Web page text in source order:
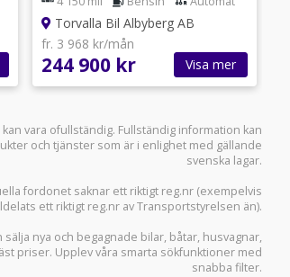
Torvalla Bil Albyberg AB
fr. 3 968 kr/mån
244 900 kr Visa mer
vara ofullständig. Fullständig information kan
och tjänster som är i enlighet med gällande
svenska lagar.
fordonet saknar ett riktigt reg.nr (exempelvis
ett riktigt reg.nr av Transportstyrelsen än).
sälja nya och begagnade bilar, båtar, husvagnar,
priser. Upplev våra smarta sökfunktioner med
snabba filter.